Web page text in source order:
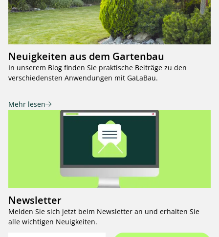
Neuigkeiten aus dem Gartenbau
In unserem Blog finden Sie praktische Beiträge zu den
verschiedensten Anwendungen mit GaLaBau.
Mehr lesen
Newsletter
Melden Sie sich jetzt beim Newsletter an und erhalten Sie
alle wichtigen Neuigkeiten.